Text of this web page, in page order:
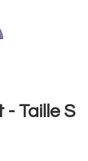
Taille S